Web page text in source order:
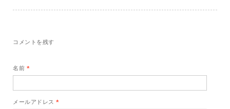
コメントを残す
名前 *
メールアドレス*